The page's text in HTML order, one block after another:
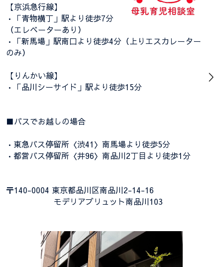
【京浜急行線】
•「青物横丁」駅より徒歩7分
（エレベーターあり）
•「新馬場」駅南口より徒歩4分（上りエスカレーター
のみ）
【りんかい線】
•「品川シーサイド」駅より徒歩15分
■バスでお越しの場合
•東急バス停留所〈渋41〉南馬場より徒歩5分
•都営バス停留所〈井96〉南品川2丁目より徒歩1分
〒140-0004 東京都品川区南品川2-14-16
モデリアブリュット南品川103